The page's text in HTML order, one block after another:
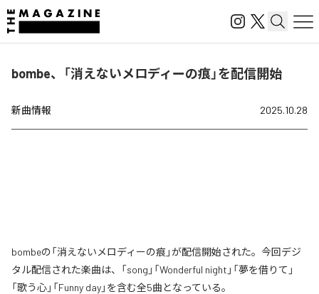
bombe、「消えないメロディーの痕」を配信開始
新曲情報 2025.10.28
bombeの「消えないメロディーの痕」が配信開始された。今回デジ
タル配信された楽曲は、「song」「Wonderful night」「夢を借りて」
「歌う心」「Funny day」を含む全5曲となっている。